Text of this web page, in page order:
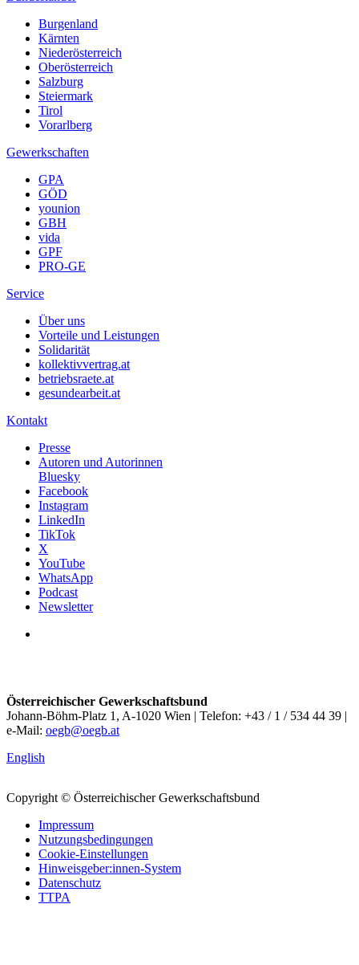
Burgenland
Kärnten
Niederösterreich
Oberösterreich
Salzburg
Steiermark
Tirol
Vorarlberg
Gewerkschaften
GPA
GÖD
younion
GBH
vida
GPF
PRO-GE
Service
Über uns
Vorteile und Leistungen
Solidarität
kollektivvertrag.at
betriebsraete.at
gesundearbeit.at
Kontakt
Presse
Autoren und Autorinnen
Bluesky
Facebook
Instagram
LinkedIn
TikTok
X
YouTube
WhatsApp
Podcast
Newsletter
Österreichischer Gewerkschaftsbund
Johann-Böhm-Platz 1, A-1020 Wien | Telefon: +43 / 1 / 534 44 39 |
e-Mail: oegb@oegb.at
English
Copyright © Österreichischer Gewerkschaftsbund
Impressum
Nutzungsbedingungen
Cookie-Einstellungen
Hinweisgeber:innen-System
Datenschutz
TTPA